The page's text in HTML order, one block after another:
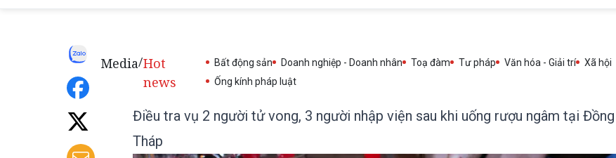
Media/Hot
news
Bất động sản Doanh nghiệp - Doanh nhân Toạ đàm Tư pháp Văn hóa - Giải trí
Xã hội
Ống kính pháp luật
Điều tra vụ 2 người tử vong, 3 người nhập viện sau khi uống rượu ngâm tại Đồng
Tháp